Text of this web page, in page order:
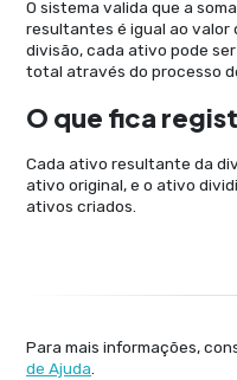
O sistema valida que a
resultantes é igual ao valor
divisão, cada ativo pode
total através do processo
O que fica
Cada ativo resultante da
ativo original, e o ativo
ativos criados.
Para mais informações,
de Ajuda.